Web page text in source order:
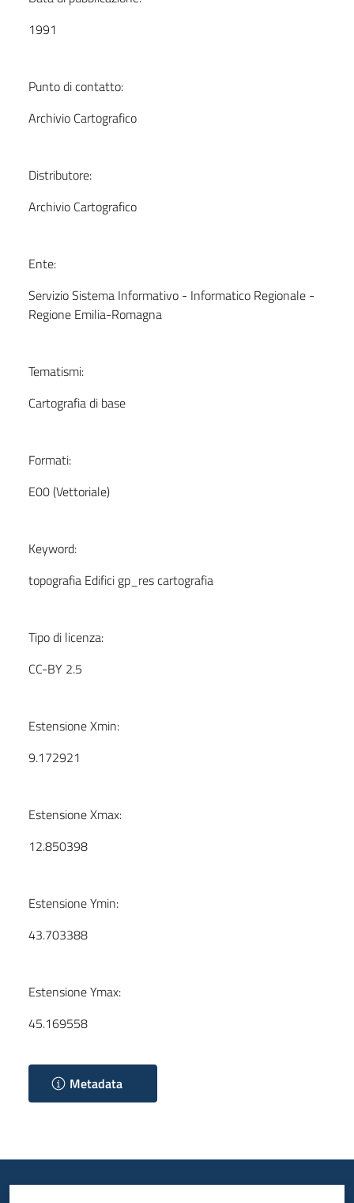
1991
Punto di contatto:
Archivio Cartografico
Distributore:
Archivio Cartografico
Ente:
Servizio Sistema Informativo - Informatico Regionale -
Regione Emilia-Romagna
Tematismi:
Cartografia di base
Formati:
E00 (Vettoriale)
Keyword:
topografia Edifici gp_res cartografia
Tipo di licenza:
CC-BY 2.5
Estensione Xmin:
9.172921
Estensione Xmax:
12.850398
Estensione Ymin:
43.703388
Estensione Ymax:
45.169558
Metadata